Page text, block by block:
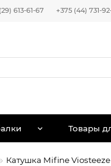
613-61-67 +375 (44) 731-
Товары
Катушка Mifine Viosteeze